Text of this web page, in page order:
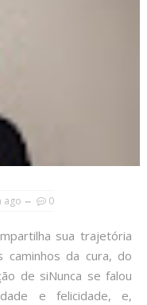
ago 0
sua trajetória
da cura, do
de siNunca se falou
e felicidade, e,